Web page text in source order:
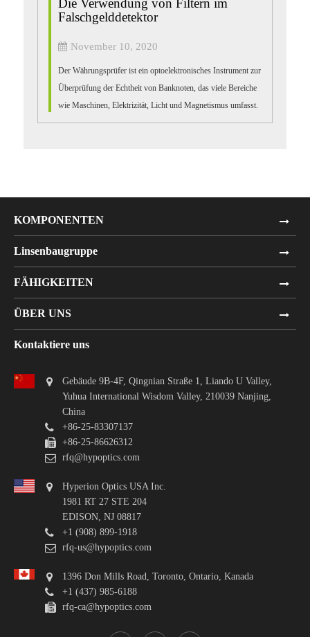
Falschgelddetektor
November 10, 2020
Der Währungsprüfer ist ein optoelektronisches Instrument zur
Überprüfung der Echtheit von Banknoten, das viele Bereiche
wie Maschinen, Elektrizität, Licht und Magnetismus umfasst.
Der gefälschte Ausweis...
KOMPONENTEN
Linsenbaugruppe
FÄHIGKEITEN
ÜBER UNS
Kontaktiere uns
Gebäude 9B-4F, Qingnian Straße 1, Liando U Valley,
Yuhua International Wisdom Valley, 210039 Nanjing,
China
+86-25-83307137
+86-25-86626312
rfq@hypoptics.com
Hyperion Optics USA Inc.
1981 RT 27 STE 204
EDISON, NJ 08817
+1 (908) 899-1918
rfq-us@hypoptics.com
1396 Don Mills Road, Toronto, Ontario, Kanada
+1 (437) 985-6188
rfq-ca@hypoptics.com